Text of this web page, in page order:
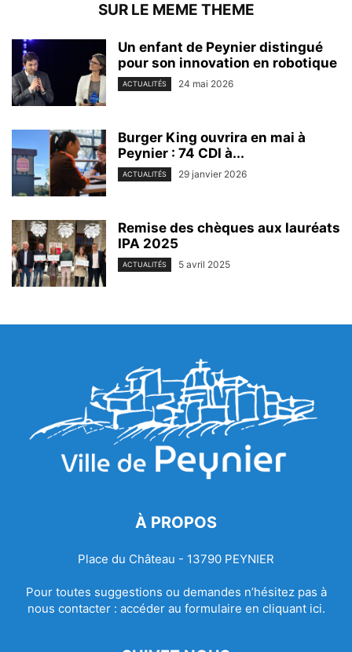
SUR LE MEME THEME
Un enfant de Peynier distingué
pour son innovation en robotique
ACTUALITÉS 24 mai 2026
Burger King ouvrira en mai à
Peynier : 74 CDI à...
ACTUALITÉS 29 janvier 2026
Remise des chèques aux lauréats
IPA 2025
ACTUALITÉS 5 avril 2025
À PROPOS
Place du Château - 13790 PEYNIER
Pour toutes suggestions ou demandes n’hésitez pas à
nous contacter : accéder au formulaire en cliquant ici.